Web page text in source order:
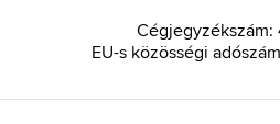
Cégjegyzékszám:
EU-s közösségi